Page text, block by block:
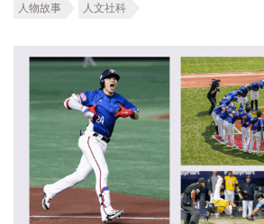
人物故事 人文社科